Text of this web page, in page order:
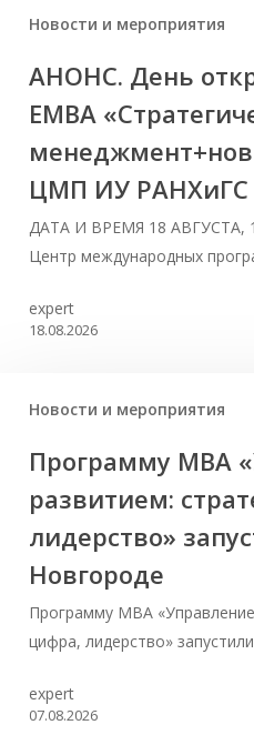
Новости и мероприятия
АНОНС. День
ЕМВА
ЦМП ИУ РАНХиГС
ДАТА И ВРЕМЯ 18 АВГУСТА,
Центр международных
expert
18.08.2026
Новости и мероприятия
Программу MBA
развитием:
лидерство»
Новгороде
Программу MBA
цифра, лидерство»
expert
07.08.2026